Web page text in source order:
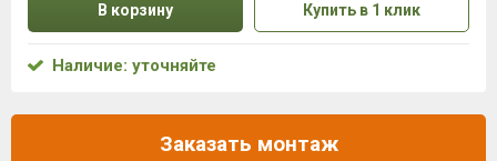
В корзину Купить в 1 клик
Наличие: уточняйте
Заказать монтаж